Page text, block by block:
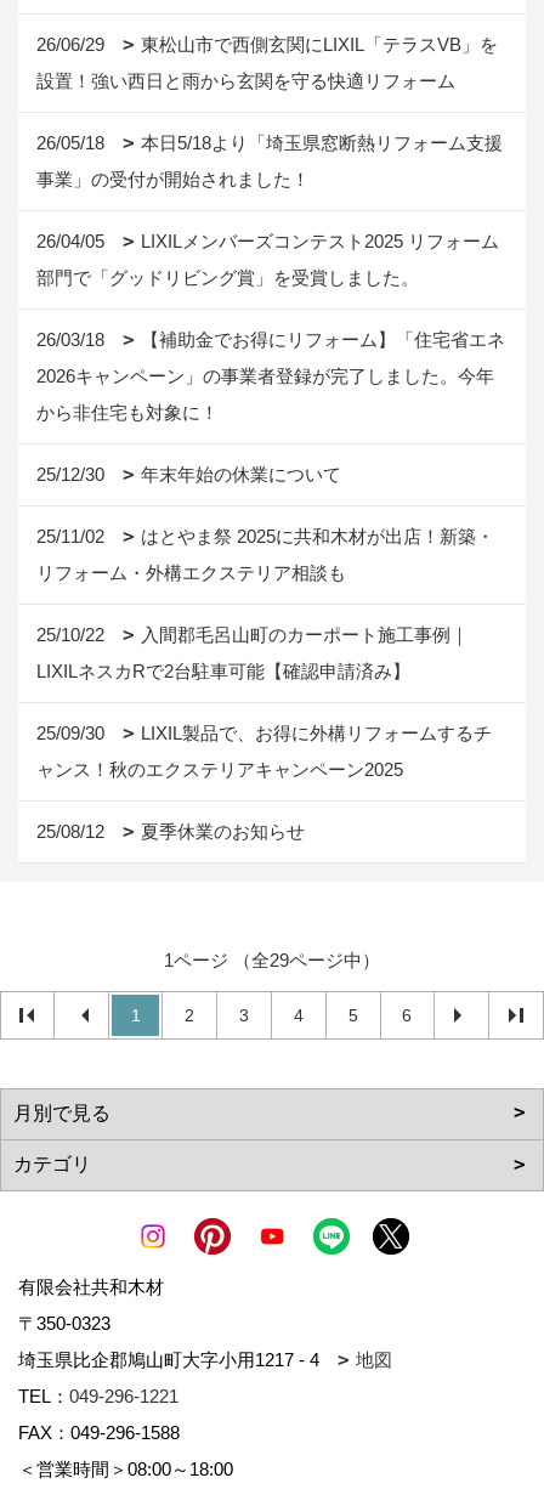
26/06/29
東松山市で西側玄関にLIXIL「テラスVB」を
設置！強い西日と雨から玄関を守る快適リフォーム
26/05/18
本日5/18より「埼玉県窓断熱リフォーム支援
事業」の受付が開始されました！
26/04/05
LIXILメンバーズコンテスト2025 リフォーム
部門で「グッドリビング賞」を受賞しました。
26/03/18
【補助金でお得にリフォーム】「住宅省エネ
2026キャンペーン」の事業者登録が完了しました。今年
から非住宅も対象に！
25/12/30 年末年始の休業について
25/11/02
はとやま祭 2025に共和木材が出店！新築・
リフォーム・外構エクステリア相談も
25/10/22
入間郡毛呂山町のカーポート施工事例｜
LIXILネスカRで2台駐車可能【確認申請済み】
25/09/30
LIXIL製品で、お得に外構リフォームするチ
ャンス！秋のエクステリアキャンペーン2025
25/08/12 夏季休業のお知らせ
1ページ （全29ページ中）
1 2 3 4 5 6
有限会社共和木材
〒350-0323
埼玉県比企郡鳩山町大字小用1217 - 4
地図
TEL： 049-296-1221
FAX：049-296-1588
＜営業時間＞08:00～18:00